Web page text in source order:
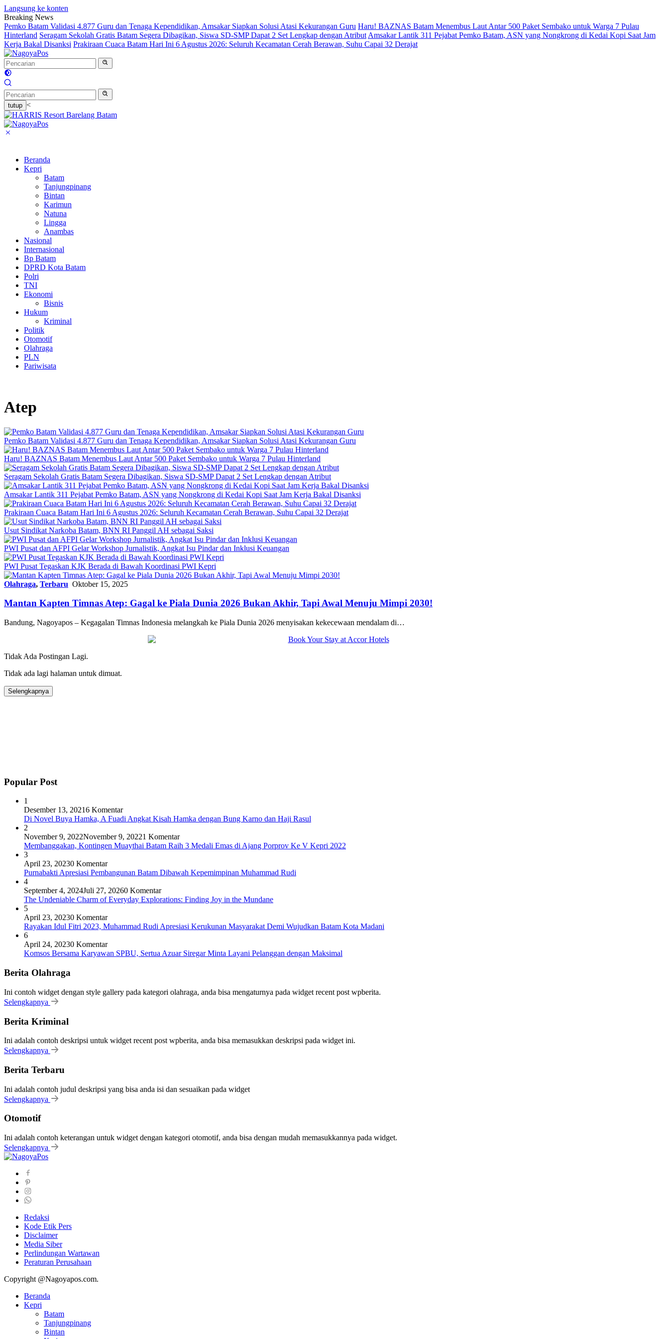
Langsung ke konten
Breaking News
Pemko Batam Validasi 4.877 Guru dan Tenaga Kependidikan, Amsakar Siapkan Solusi Atasi Kekurangan Guru Haru! BAZNAS Batam Menembus Laut Antar 500 Paket Sembako untuk Warga 7 Pulau
Hinterland Seragam Sekolah Gratis Batam Segera Dibagikan, Siswa SD-SMP Dapat 2 Set Lengkap dengan Atribut Amsakar Lantik 311 Pejabat Pemko Batam, ASN yang Nongkrong di Kedai Kopi Saat Jam
Kerja Bakal Disanksi Prakiraan Cuaca Batam Hari Ini 6 Agustus 2026: Seluruh Kecamatan Cerah Berawan, Suhu Capai 32 Derajat
tutup <
Beranda
Kepri
Batam
Tanjungpinang
Bintan
Karimun
Natuna
Lingga
Anambas
Nasional
Internasional
Bp Batam
DPRD Kota Batam
Polri
TNI
Ekonomi
Bisnis
Hukum
Kriminal
Politik
Otomotif
Olahraga
PLN
Pariwisata
Atep
Pemko Batam Validasi 4.877 Guru dan Tenaga Kependidikan, Amsakar Siapkan Solusi Atasi Kekurangan Guru
Haru! BAZNAS Batam Menembus Laut Antar 500 Paket Sembako untuk Warga 7 Pulau Hinterland
Seragam Sekolah Gratis Batam Segera Dibagikan, Siswa SD-SMP Dapat 2 Set Lengkap dengan Atribut
Amsakar Lantik 311 Pejabat Pemko Batam, ASN yang Nongkrong di Kedai Kopi Saat Jam Kerja Bakal Disanksi
Prakiraan Cuaca Batam Hari Ini 6 Agustus 2026: Seluruh Kecamatan Cerah Berawan, Suhu Capai 32 Derajat
Usut Sindikat Narkoba Batam, BNN RI Panggil AH sebagai Saksi
PWI Pusat dan AFPI Gelar Workshop Jurnalistik, Angkat Isu Pindar dan Inklusi Keuangan
PWI Pusat Tegaskan KJK Berada di Bawah Koordinasi PWI Kepri
Olahraga, Terbaru Oktober 15, 2025
Mantan Kapten Timnas Atep: Gagal ke Piala Dunia 2026 Bukan Akhir, Tapi Awal Menuju Mimpi 2030!
Bandung, Nagoyapos – Kegagalan Timnas Indonesia melangkah ke Piala Dunia 2026 menyisakan kekecewaan mendalam di…
Tidak Ada Postingan Lagi.
Tidak ada lagi halaman untuk dimuat.
Selengkapnya
Popular Post
1
Desember 13, 20216 Komentar
Di Novel Buya Hamka, A Fuadi Angkat Kisah Hamka dengan Bung Karno dan Haji Rasul
2
November 9, 2022November 9, 20221 Komentar
Membanggakan, Kontingen Muaythai Batam Raih 3 Medali Emas di Ajang Porprov Ke V Kepri 2022
3
April 23, 20230 Komentar
Purnabakti Apresiasi Pembangunan Batam Dibawah Kepemimpinan Muhammad Rudi
4
September 4, 2024Juli 27, 20260 Komentar
The Undeniable Charm of Everyday Explorations: Finding Joy in the Mundane
5
April 23, 20230 Komentar
Rayakan Idul Fitri 2023, Muhammad Rudi Apresiasi Kerukunan Masyarakat Demi Wujudkan Batam Kota Madani
6
April 24, 20230 Komentar
Komsos Bersama Karyawan SPBU, Sertua Azuar Siregar Minta Layani Pelanggan dengan Maksimal
Berita Olahraga
Ini contoh widget dengan style gallery pada kategori olahraga, anda bisa mengaturnya pada widget recent post wpberita.
Selengkapnya
Berita Kriminal
Ini adalah contoh deskripsi untuk widget recent post wpberita, anda bisa memasukkan deskripsi pada widget ini.
Selengkapnya
Berita Terbaru
Ini adalah contoh judul deskripsi yang bisa anda isi dan sesuaikan pada widget
Selengkapnya
Otomotif
Ini adalah contoh keterangan untuk widget dengan kategori otomotif, anda bisa dengan mudah memasukkannya pada widget.
Selengkapnya
Redaksi
Kode Etik Pers
Disclaimer
Media Siber
Perlindungan Wartawan
Peraturan Perusahaan
Copyright @Nagoyapos.com.
Beranda
Kepri
Batam
Tanjungpinang
Bintan